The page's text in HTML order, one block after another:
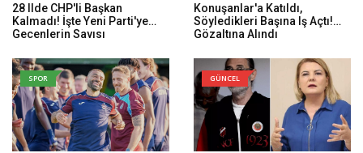
28 Ilde CHP'li Başkan
Kalmadı! İşte Yeni Parti'ye
Geçenlerin Sayısı
Konuşanlar'a Katıldı,
Söyledikleri Başına Iş Açtı!
Gözaltına Alındı
SPOR GÜNCEL